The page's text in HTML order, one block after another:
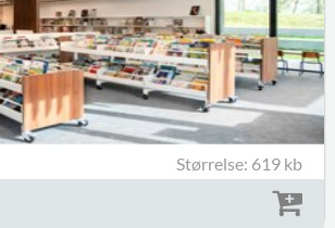
Størrelse: 619 kb